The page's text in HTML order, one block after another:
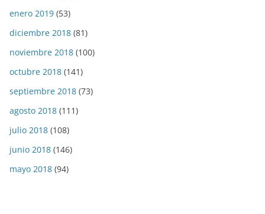
enero 2019 (53)
diciembre 2018 (81)
noviembre 2018 (100)
octubre 2018 (141)
septiembre 2018 (73)
agosto 2018 (111)
julio 2018 (108)
junio 2018 (146)
mayo 2018 (94)